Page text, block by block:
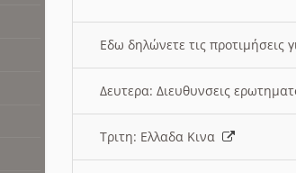
Εδω δηλώνετε τις προτιμήσεις
Δευτερα: Διευθυνσεις
Τριτη: Ελλαδα Κινα